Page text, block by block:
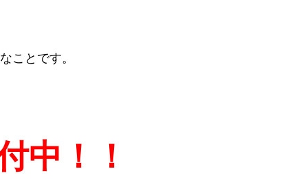
ことです。
中！！